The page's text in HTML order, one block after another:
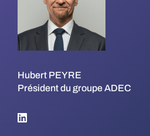
Hubert PEYRE
Président du groupe ADEC